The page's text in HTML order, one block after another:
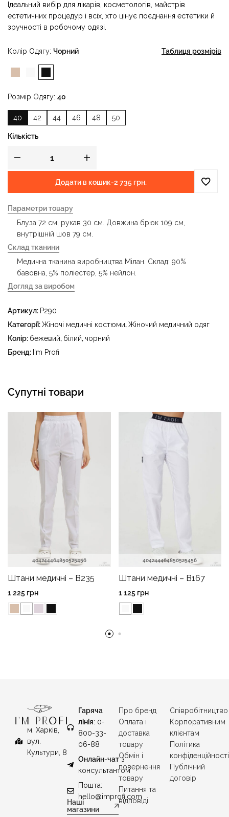
Ідеальний вибір для лікарів, косметологів, майстрів
естетичних процедур і всіх, хто цінує поєднання естетики й
зручності в робочому одязі.
Колір Одягу Чорний
Розмір Одягу 40
40 42 44 46 48 50
Таблиця розмірів
Кількість
Додати в кошик-2 735 грн.
Параметри товару
Блуза 72 см, рукав 30 см. Довжина брюк 109 см,
внутрішній шов 79 см.
Склад тканини
Медична тканина виробництва Мілан. Склад: 90%
бавовна, 5% поліестер, 5% нейлон.
Догляд за виробом
прасувати за температури праски до 150 °C - не
відбілювати - суха чистка з використанням
тетрахлоретилену (перхлоретилену) та вуглеводів
температури до 40 °C
Артикул: P290
Категорії:Жіночі медичні костюми,Жіночий медичний одяг
Колір: бежевий, білий, чорний
Бренд: I'm Profi
Супутні товари
404244464850525456
Штани медичні – B235
1 225 грн
404244464850525456
Штани медичні – B167
1 125 грн
м. Харків,
вул.
Культури, 8
Гаряча
лінія: 0-
800-33-
06-88
Онлайн-чатз
консультантом
Пошта:
hello@improfi.com
Наші
магазини
Про бренд
Оплата і
доставка
товару
Обмін і
повернення
товару
Питання та
відповіді
Співробітництво
Корпоративним
клієнтам
Політика
конфіденційності
Публічний
договір